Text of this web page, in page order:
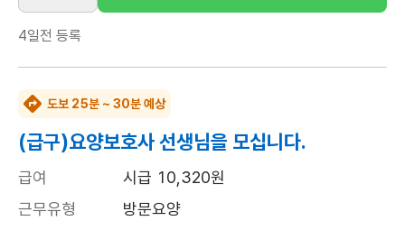
4일전 등록
도보 25분 ~ 30분 예상
(급구)요양보호사 선생님을 모십니다.
급여
시급 10,320원
근무유형
방문요양